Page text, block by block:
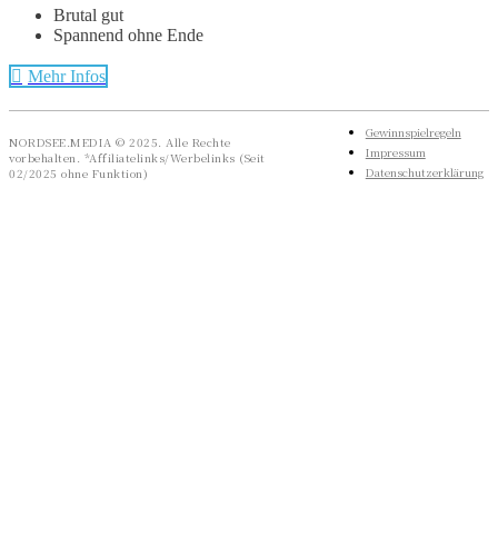
Brutal gut
Spannend ohne Ende
Mehr Infos
NORDSEE.MEDIA © 2025. Alle Rechte
vorbehalten. *Affiliatelinks/Werbelinks (Seit
02/2025 ohne Funktion)
Gewinnspielregeln
Impressum
Datenschutzerklärung